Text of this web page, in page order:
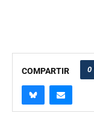
COMPARTIR 0